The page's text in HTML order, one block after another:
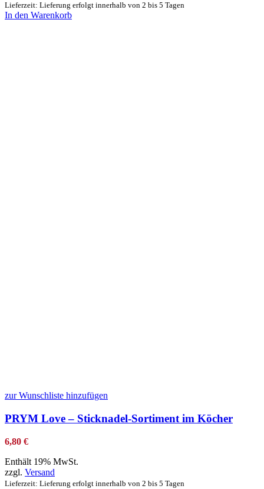
Lieferzeit: Lieferung erfolgt innerhalb von 2 bis 5 Tagen
In den Warenkorb
zur Wunschliste hinzufügen
PRYM Love – Sticknadel-Sortiment im Köcher
6,80 €
Enthält 19% MwSt.
zzgl. Versand
Lieferzeit: Lieferung erfolgt innerhalb von 2 bis 5 Tagen